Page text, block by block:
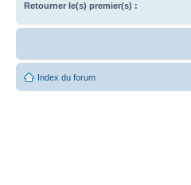
Retourner le(s) premier(s) :
Index du forum